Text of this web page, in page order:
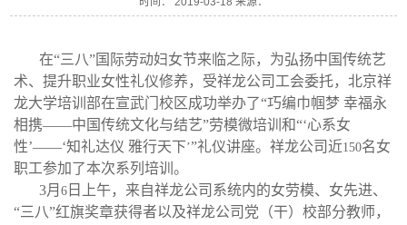
在“三八”国际劳动妇女节来临之际，为弘扬中国传统艺
术、提升职业女性礼仪修养，受祥龙公司工会委托，北京祥
龙大学培训部在宣武门校区成功举办了“巧编巾帼梦 幸福永
相携——中国传统文化与结艺”劳模微培训和“‘心系女
性’——‘知礼达仪 雅行天下’”礼仪讲座。祥龙公司近150名女
职工参加了本次系列培训。
3月6 日上午，来自祥龙公司系统内的女劳模、女先进、
“三八”红旗奖章获得者以及祥龙公司党（干）校部分教师，